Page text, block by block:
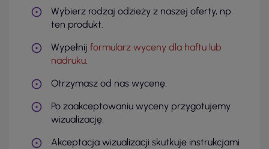
Wybierz rodzaj odzieży z naszej oferty, np.
ten produkt.
Wypełnij formularz wyceny dla haftu lub
nadruku.
Otrzymasz od nas wycenę.
Po zaakceptowaniu wyceny przygotujemy
wizualizację.
Akceptacja wizualizacji skutkuje instrukcjami